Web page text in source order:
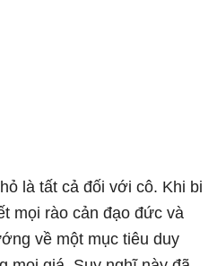
là tất cả đối với cô. Khi bi
mọi rào cản đạo đức và
về một mục tiêu duy